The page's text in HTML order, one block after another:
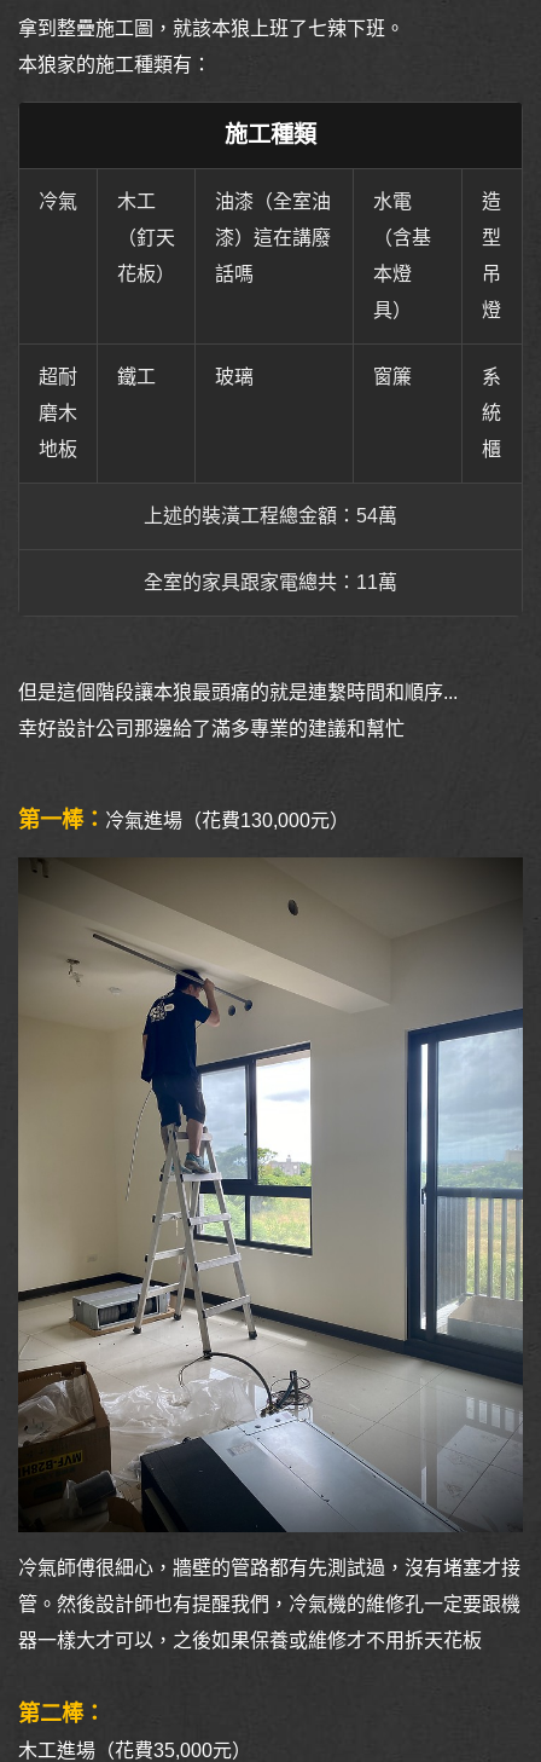
拿到整疊施工圖，就該本狼上班了七辣下班。
本狼家的施工種類有：
施工種類
冷氣
木工
（釘天
花板）
油漆（全室油
漆）這在講廢
話嗎
水電
（含基
本燈
具）
造
型
吊
燈
超耐
磨木
地板
鐵工 玻璃 窗簾
系
統
櫃
上述的裝潢工程總金額：54萬
全室的家具跟家電總共：11萬
但是這個階段讓本狼最頭痛的就是連繫時間和順序...
幸好設計公司那邊給了滿多專業的建議和幫忙
第一棒： 冷氣進場（花費130,000元）
冷氣師傅很細心，牆壁的管路都有先測試過，沒有堵塞才接
管。然後設計師也有提醒我們，冷氣機的維修孔一定要跟機
器一樣大才可以，之後如果保養或維修才不用拆天花板
第二棒：
木工進場（花費35,000元）